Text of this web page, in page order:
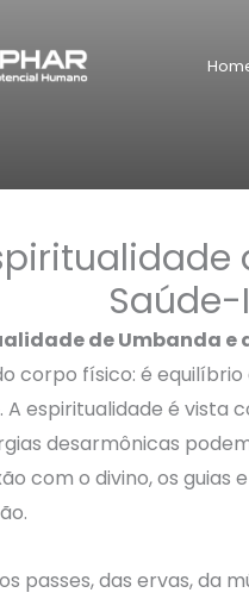
Saúde-
de Umbanda e
corpo físico: é
A espiritualidade é vista
desarmônicas
com o divino, os guias
passes, das ervas, da